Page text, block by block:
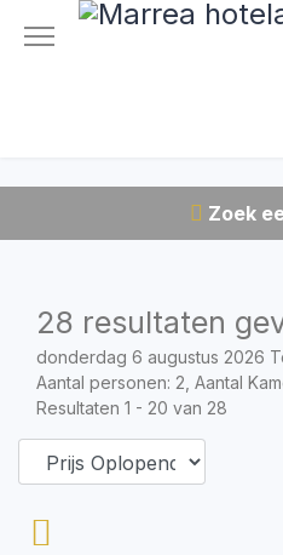
Zoek
28 resultaten
donderdag 6 augustus 2026
Aantal personen: 2, Aantal
Resultaten 1 - 20 van 28